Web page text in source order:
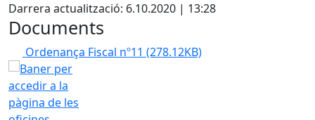
Darrera actualització: 6.10.2020 | 13:28
Documents
Ordenança Fiscal nº11 (278.12KB)